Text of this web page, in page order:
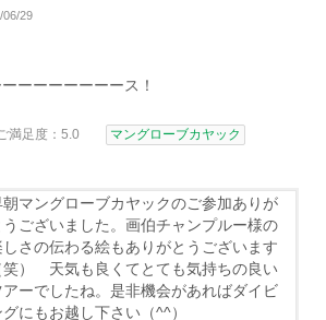
06/29
ーーーーーーース！
満足度：5.0
マングローブカヤック
朝マングローブカヤックのご参加ありが
うございました。画伯チャンプルー様の
しさの伝わる絵もありがとうございます
笑） 天気も良くてとても気持ちの良い
アーでしたね。是非機会があればダイビ
グにもお越し下さい（^^）